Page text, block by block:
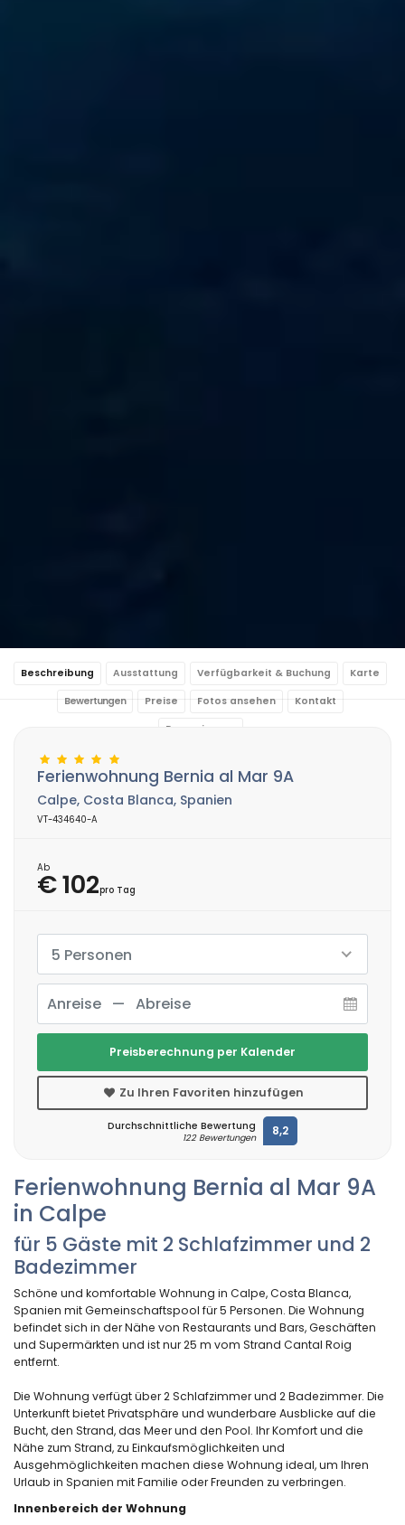
Beschreibung Ausstattung Verfügbarkeit & Buchung Karte
Bewertungen Preise Fotos ansehen Kontakt
Reservierung
Ferienwohnung Bernia al Mar 9A
in Calpe
für 5 Gäste mit 2 Schlafzimmer und 2
Badezimmer
Schöne und komfortable Wohnung in Calpe, Costa Blanca,
Spanien mit Gemeinschaftspool für 5 Personen. Die Wohnung
befindet sich in der Nähe von Restaurants und Bars, Geschäften
und Supermärkten und ist nur 25 m vom Strand Cantal Roig
entfernt.
Die Wohnung verfügt über 2 Schlafzimmer und 2 Badezimmer. Die
Unterkunft bietet Privatsphäre und wunderbare Ausblicke auf die
Bucht, den Strand, das Meer und den Pool. Ihr Komfort und die
Nähe zum Strand, zu Einkaufsmöglichkeiten und
Ausgehmöglichkeiten machen diese Wohnung ideal, um Ihren
Urlaub in Spanien mit Familie oder Freunden zu verbringen.
Innenbereich der Wohnung
Ferienwohnung Bernia al Mar 9A
Calpe, Costa Blanca, Spanien
VT-434640-A
Ab
€ 102pro Tag
5 Personen
Preisberechnung per Kalender
Zu Ihren Favoriten hinzufügen
Durchschnittliche Bewertung
122 Bewertungen 8,2